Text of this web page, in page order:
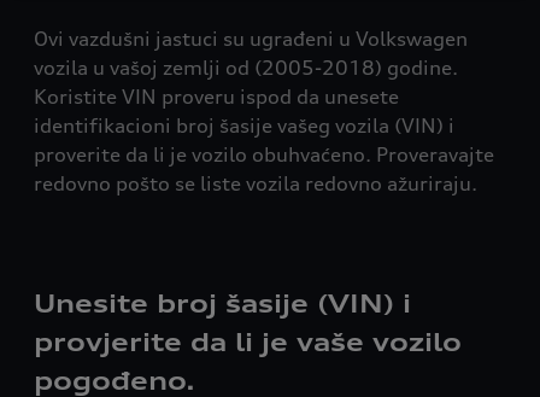
Ovi vazdušni jastuci su ugrađeni u Volkswagen
vozila u vašoj zemlji od (2005-2018) godine.
Koristite VIN proveru ispod da unesete
identifikacioni broj šasije vašeg vozila (VIN) i
proverite da li je vozilo obuhvaćeno. Proveravajte
redovno pošto se liste vozila redovno ažuriraju.
Unesite broj šasije (VIN) i
provjerite da li je vaše vozilo
pogođeno.